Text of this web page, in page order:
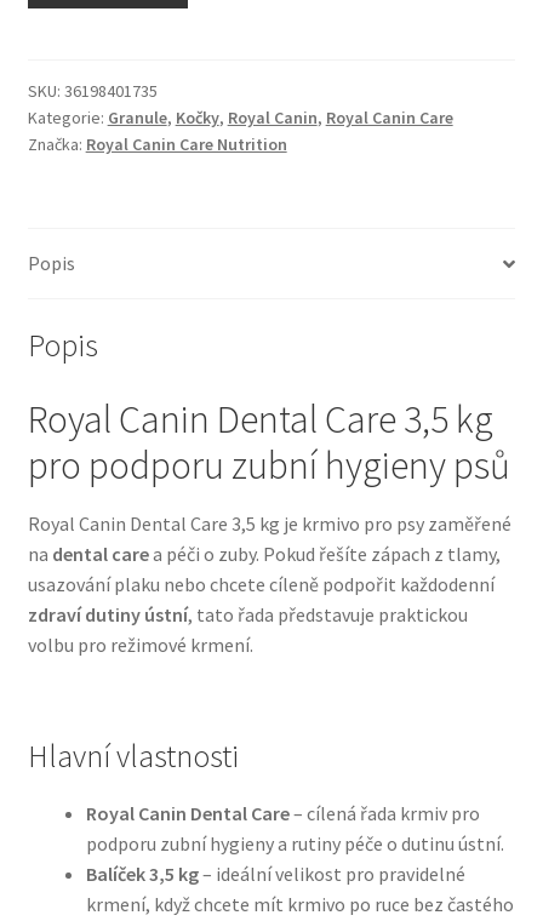
Odpočívadla pro kočky
Pamlsky pro kočky
Škrabadla pro kočky
Veterinární dieta pro kočky
Vše pro psy — Krmivo, doplňky, vybavení
Boudy a výběhy
Bozita pro psy — Švédské krmivo s nordickou kvalitou
přírodními složkami
Happy Dog — Německá kvalita a přirozené složení
SKU: 36198401735
Kategorie: Granule, Kočky, Royal Canin, Royal Canin Care
Značka: Royal Canin Care Nutrition
Popis
Popis
Royal Canin Dental Care 3,5 kg
pro podporu zubní hygieny psů
Royal Canin Dental Care 3,5 kg je krmivo pro psy zaměřené
na dental carea péči o zuby. Pokud řešíte zápach z tlamy,
usazování plaku nebo chcete cíleně podpořit každodenní
zdraví dutiny ústní, tato řada představuje praktickou
volbu pro režimové krmení.
Hlavní vlastnosti
Royal Canin Dental Care– cílená řada krmiv pro
podporu zubní hygieny a rutiny péče o dutinu ústní.
Balíček 3,5 kg– ideální velikost pro pravidelné
krmení, když chcete mít krmivo po ruce bez častého